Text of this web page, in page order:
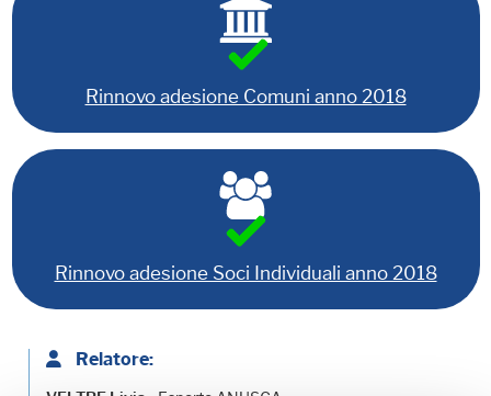
Rinnovo adesione Comuni anno 2018
Rinnovo adesione Soci Individuali anno 2018
Relatore: